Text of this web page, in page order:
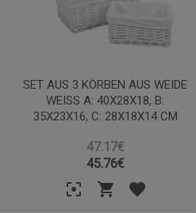
SET AUS 3 KÖRBEN AUS WEIDE
WEISS A: 40X28X18, B: 3
5X23X16, C: 28X18X14 CM
47.17€
45.76€